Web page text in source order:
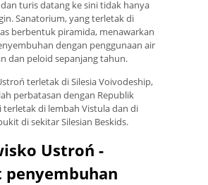
turis datang ke sini tidak hanya
Sanatorium, yang terletak di
berbentuk piramida, menawarkan
dengan penggunaan air
dan peloid sepanjang tahun.
terletak di Silesia Voivodeship,
perbatasan dengan Republik
terletak di lembah Vistula dan di
di sekitar Silesian Beskids.
Ustroń -
penyembuhan